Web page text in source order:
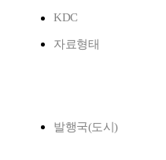
KDC
자료형태
발행국(도시)